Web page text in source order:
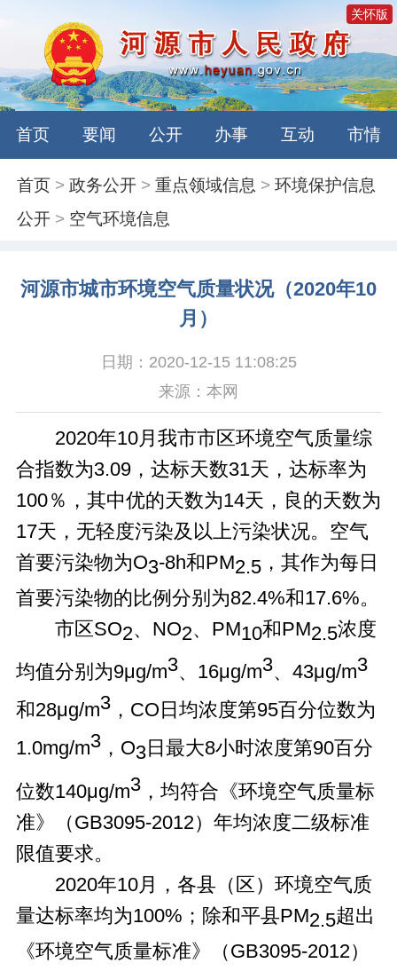
关怀版
首页 要闻 公开 办事 互动 市情
首页 >政务公开 >重点领域信息 >环境保护信息
公开 > 空气环境信息
河源市城市环境空气质量状况（2020年10
月）
日期：2020-12-15 11:08:25
来源：本网
2020年10月我市市区环境空气质量综
合指数为3.09，达标天数31天，达标率为
100％，其中优的天数为14天，良的天数为
17天，无轻度污染及以上污染状况。空气
首要污染物为O3-8h和PM2.5，其作为每日
首要污染物的比例分别为82.4%和17.6%。
市区SO2、NO2、PM10和PM2.5浓度
均值分别为9μg/m3、16μg/m3、43μg/m3
和28μg/m3，CO日均浓度第95百分位数为
1.0mg/m3，O3 日最大8小时浓度第90百分
位数140μg/m3，均符合《环境空气质量标
准》（GB3095-2012）年均浓度二级标准
限值要求。
2020年10月，各县（区）环境空气质
量达标率均为100%；除和平县PM2.5超出
《环境空气质量标准》（GB3095-2012）